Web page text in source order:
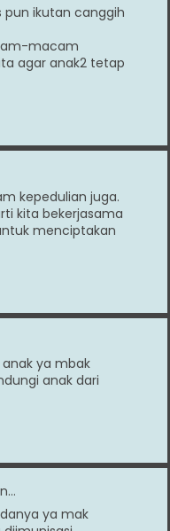
pun ikutan canggih
macam
agar anak2 tetap
kepedulian juga.
kita bekerjasama
menciptakan
ya mbak
anak dari
ya mak